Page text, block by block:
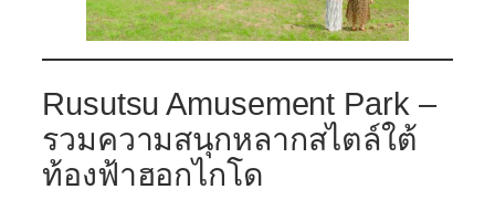
Rusutsu Amusement Park –
รวมความสนุกหลากสไตล์ใต้
ท้องฟ้าฮอกไกโด